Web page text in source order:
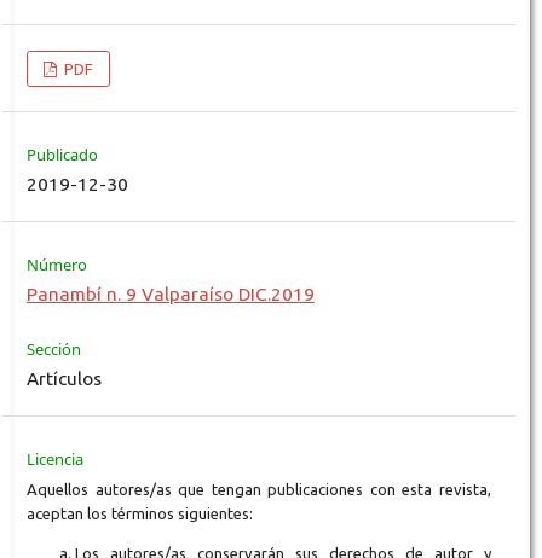
PDF
Publicado
2019-12-30
Número
Panambí n. 9 Valparaíso DIC.2019
Sección
Artículos
Licencia
Aquellos autores/as que tengan publicaciones con esta revista,
aceptan los términos siguientes:
Los autores/as conservarán sus derechos de autor y